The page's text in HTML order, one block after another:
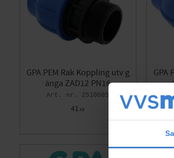
GPA PEM Rak Koppling utv g
änga ZAD12 PN16
2510085
41 KR
GPA